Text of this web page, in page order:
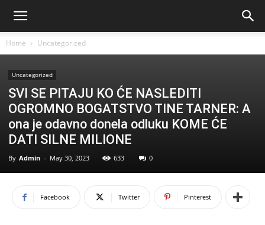
Home Uncategorized
Uncategorized
SVI SE PITAJU KO ĆE NASLEDITI
OGROMNO BOGATSTVO TINE TARNER: A
ona je odavno donela odluku KOME ĆE
DATI SILNE MILIONE
By Admin - May 30, 2023 633 0
Facebook Twitter Pinterest